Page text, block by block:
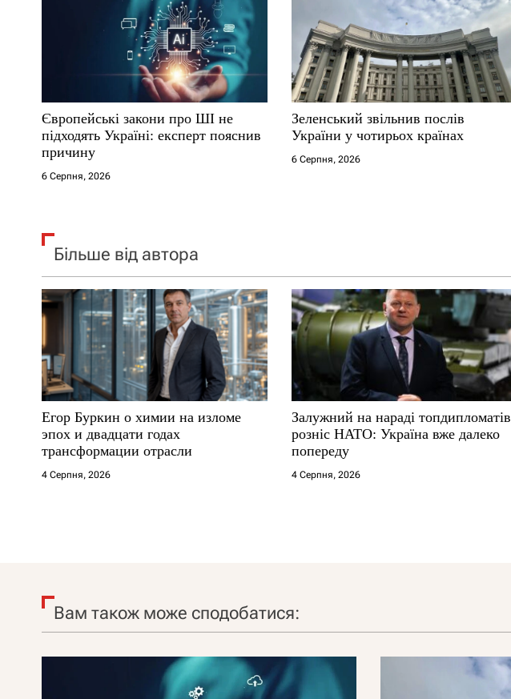
і
в
Європейські закони про ШІ не
підходять Україні: експерт пояснив
причину
6 Серпня, 2026
Зеленський звільнив послів
України у чотирьох країнах
6 Серпня, 2026
Більше від автора
Егор Буркин о химии на изломе
эпох и двадцати годах
трансформации отрасли
4 Серпня, 2026
Залужний на нараді топдипломатів
розніс НАТО: Україна вже далеко
попереду
4 Серпня, 2026
Вам також може сподобатися: